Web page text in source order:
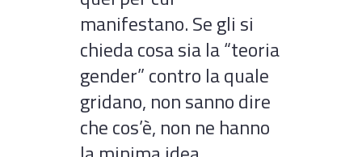
manifestano. Se gli si
chieda cosa sia la “teoria
gender” contro la quale
gridano, non sanno dire
che cos’è, non ne hanno